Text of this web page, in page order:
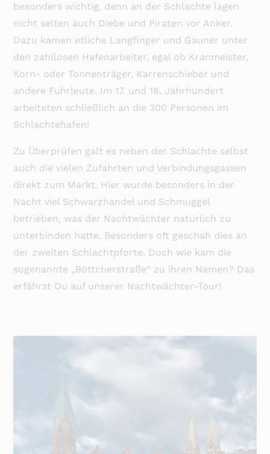
besonders wichtig, denn an der Schlachte lagen
nicht selten auch Diebe und Piraten vor Anker.
Dazu kamen etliche Langfinger und Gauner unter
den zahllosen Hafenarbeiter, egal ob Kranmeister,
Korn- oder Tonnenträger, Karrenschieber und
andere Fuhrleute. Im 17. und 18. Jahrhundert
arbeiteten schließlich an die 300 Personen im
Schlachtehafen!
Zu Überprüfen galt es neben der Schlachte selbst
auch die vielen Zufahrten und Verbindungsgassen
direkt zum Markt. Hier wurde besonders in der
Nacht viel Schwarzhandel und Schmuggel
betrieben, was der Nachtwächter natürlich zu
unterbinden hatte. Besonders oft geschah dies an
der zweiten Schlachtpforte. Doch wie kam die
sogenannte „Böttcherstraße“ zu ihren Namen? Das
erfährst Du auf unserer Nachtwächter-Tour!